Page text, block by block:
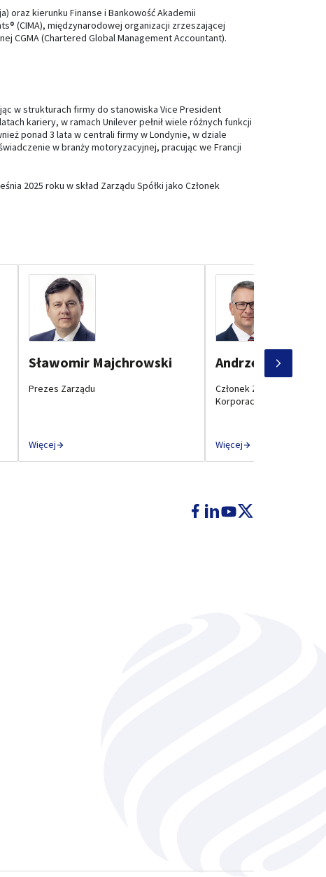
oraz kierunku Finanse i Bankowość Akademii
(CIMA), międzynarodowej organizacji zrzeszającej
CGMA (Chartered Global Management Accountant).
w strukturach firmy do stanowiska Vice President
kariery, w ramach Unilever pełnił wiele różnych funkcji
ponad 3 lata w centrali firmy w Londynie, w dziale
w branży motoryzacyjnej, pracując we Francji
2025 roku w skład Zarządu Spółki jako Członek
Sławomir Majchrowski
Prezes Zarządu
Więcej
Andrzej Zygadło
Członek Zarządu ds.
Korporacyjnego
Więcej